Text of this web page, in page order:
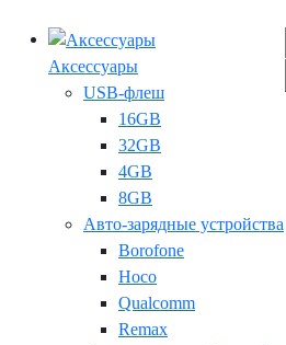
Аксессуары
USB-флеш
16GB
32GB
4GB
8GB
Авто-зарядные устройства
Borofone
Hoco
Qualcomm
Remax